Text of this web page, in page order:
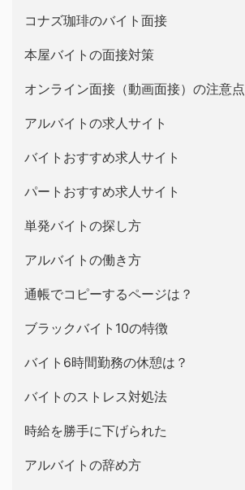
コナズ珈琲のバイト面接
本屋バイトの面接対策
オンライン面接（動画面接）の注意点
アルバイトの求人サイト
バイトおすすめ求人サイト
パートおすすめ求人サイト
単発バイトの探し方
アルバイトの働き方
通帳でコピーするページは？
ブラックバイト10の特徴
バイト6時間勤務の休憩は？
バイトのストレス対処法
時給を勝手に下げられた
アルバイトの辞め方